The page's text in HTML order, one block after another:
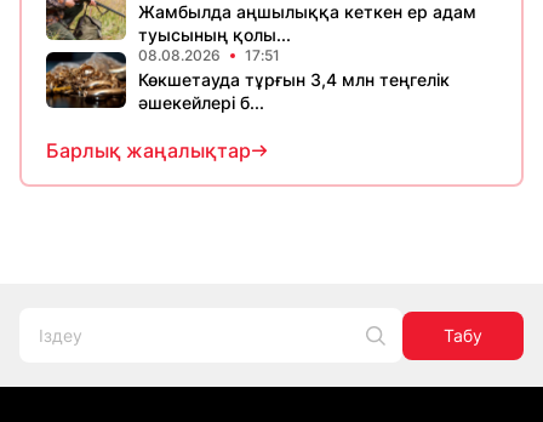
Жамбылда аңшылыққа кеткен ер адам
туысының қолы...
08.08.2026 17:51
Көкшетауда тұрғын 3,4 млн теңгелік
әшекейлері б...
Барлық жаңалықтар
Табу